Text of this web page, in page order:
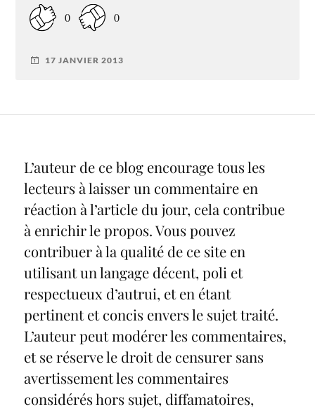
0 0
17 JANVIER 2013
L’auteur de ce blog encourage tous les
lecteurs à laisser un commentaire en
réaction à l’article du jour, cela contribue
à enrichir le propos. Vous pouvez
contribuer à la qualité de ce site en
utilisant un langage décent, poli et
respectueux d’autrui, et en étant
pertinent et concis envers le sujet traité.
L’auteur peut modérer les commentaires,
et se réserve le droit de censurer sans
avertissement les commentaires
considérés hors sujet, diffamatoires,